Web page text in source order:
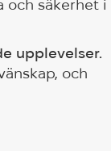
och säkerhet i
upplevelser.
och